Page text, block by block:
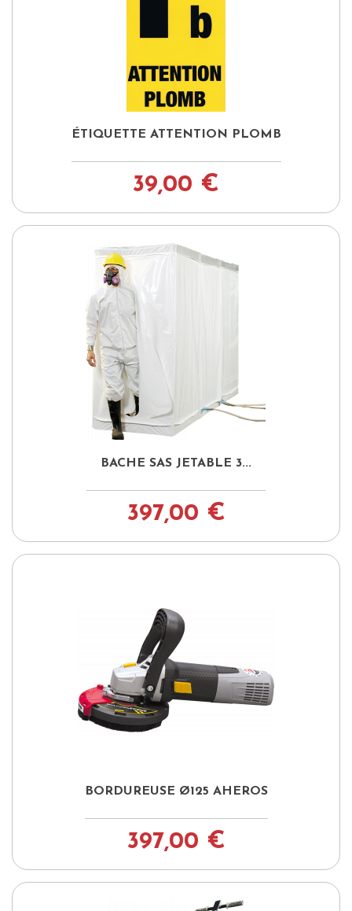
ÉTIQUETTE ATTENTION PLOMB
39,00 €
BACHE SAS JETABLE 3...
397,00 €
BORDUREUSE Ø125 AHEROS
397,00 €